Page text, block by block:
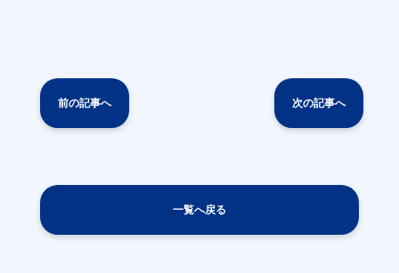
前の記事へ 次の記事へ
一覧へ戻る